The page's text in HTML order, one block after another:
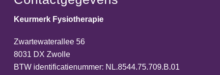
Keurmerk Fysiotherapie
Zwartewaterallee 56
8031 DX Zwolle
BTW identificatienummer: NL.8544.75.709.B.01